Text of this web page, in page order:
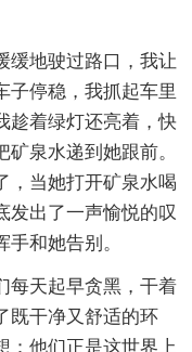
缓地驶过路口，我让
子停稳，我抓起车里
趁着绿灯还亮着，快
泉水递到她跟前。
，当她打开矿泉水喝
发出了一声愉悦的叹
和她告别。
每天起早贪黑，干着
既干净又舒适的环
：他们正是这世界上